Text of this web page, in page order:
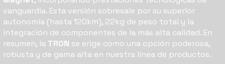
vanguardia. Esta versión sobresale por su superior
autonomía (hasta 120km), 22kg de peso total y la
integración de componentes de la más alta calidad. En
resumen, la TRON se erige como una opción poderosa,
robusta y de gama alta en nuestra línea de productos.